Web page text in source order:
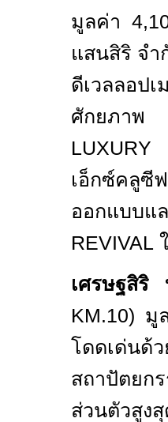
มูลค่า 4,
แสนสิริ จ
ดีเวลลอป
ศักยภาพ
เอ็กซ์คลูซี
ออกแบบแ
REVIVAL
เศรษฐสิ
KM.10) มู
โดดเด่นด้
สถาปัตยก
ส่วนตัวสูง